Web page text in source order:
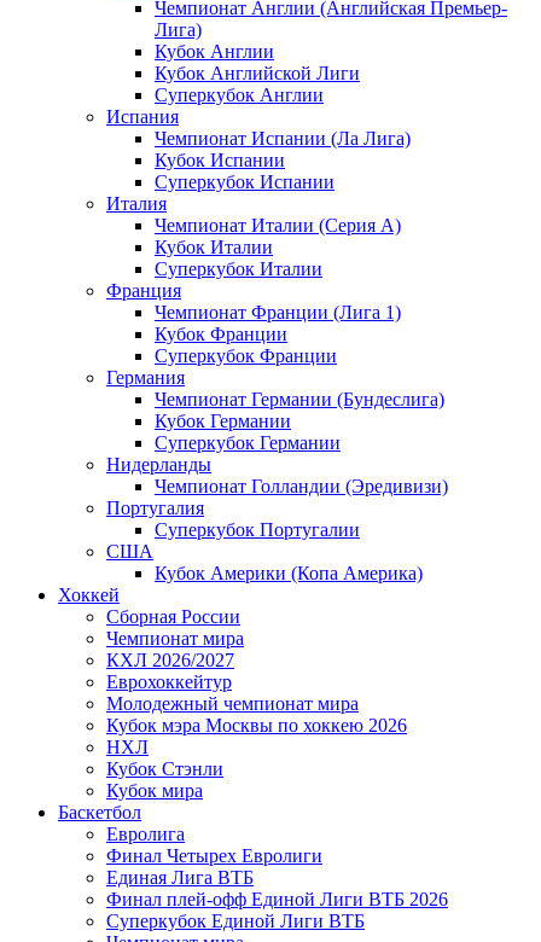
Чемпионат Англии (Английская Премьер-
Лига)
Кубок Англии
Кубок Английской Лиги
Суперкубок Англии
Испания
Чемпионат Испании (Ла Лига)
Кубок Испании
Суперкубок Испании
Италия
Чемпионат Италии (Серия А)
Кубок Италии
Суперкубок Италии
Франция
Чемпионат Франции (Лига 1)
Кубок Франции
Суперкубок Франции
Германия
Чемпионат Германии (Бундеслига)
Кубок Германии
Суперкубок Германии
Нидерланды
Чемпионат Голландии (Эредивизи)
Португалия
Суперкубок Португалии
США
Кубок Америки (Копа Америка)
Хоккей
Сборная России
Чемпионат мира
КХЛ 2026/2027
Еврохоккейтур
Молодежный чемпионат мира
Кубок мэра Москвы по хоккею 2026
НХЛ
Кубок Стэнли
Кубок мира
Баскетбол
Евролига
Финал Четырех Евролиги
Единая Лига ВТБ
Финал плей-офф Единой Лиги ВТБ 2026
Суперкубок Единой Лиги ВТБ